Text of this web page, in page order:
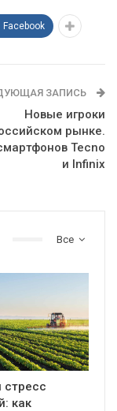
Facebook
ЗАПИСЬ
Новые игроки
рынке.
Tecno
и Infinix
Все
стресс
как